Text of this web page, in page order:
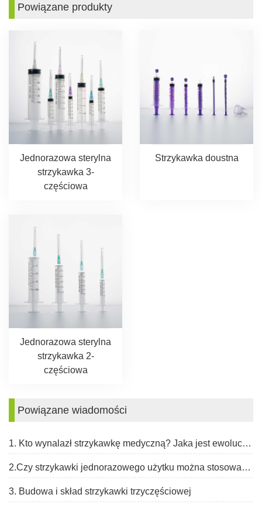
Powiązane produkty
Jednorazowa sterylna
strzykawka 3-
częściowa
Strzykawka doustna
Jednorazowa sterylna
strzykawka 2-
częściowa
Powiązane wiadomości
1. Kto wynalazł strzykawkę medyczną? Jaka jest ewolucja strzykawki?
2.Czy strzykawki jednorazowego użytku można stosować wielokrotnie?
3. Budowa i skład strzykawki trzyczęściowej